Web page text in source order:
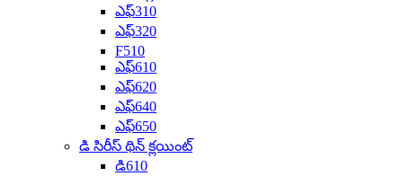
ఎఫ్310
ఎఫ్320
F510
ఎఫ్610
ఎఫ్620
ఎఫ్640
ఎఫ్650
డి సిరీస్ థిన్ క్లయింట్
డి610